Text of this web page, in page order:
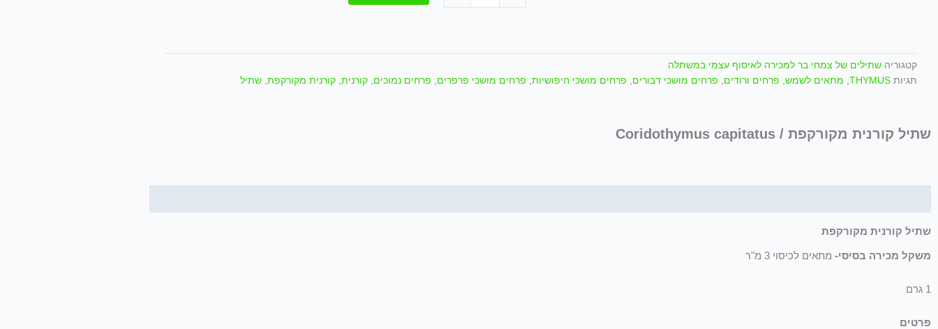
capitatus
קטגוריה שתילים של צמחי בר למכירה לאיסוף עצמי במשתלה
תגיות THYMUS
, מתאים לשמש, פרחים ורודים, פרחים מושכי דבורים, פרחים מושכי חיפושיות, פרחים מושכי פרפרים, פרחים נמוכים, קורנית, קורנית מקורקפת, שתיל
שתיל קורנית מקורקפת / Coridothymus capitatus
שתיל קורנית מקורקפת
משקל מכירה בסיסי- מתאים לכיסוי 3 מ"ר
1 גרם
פרטים